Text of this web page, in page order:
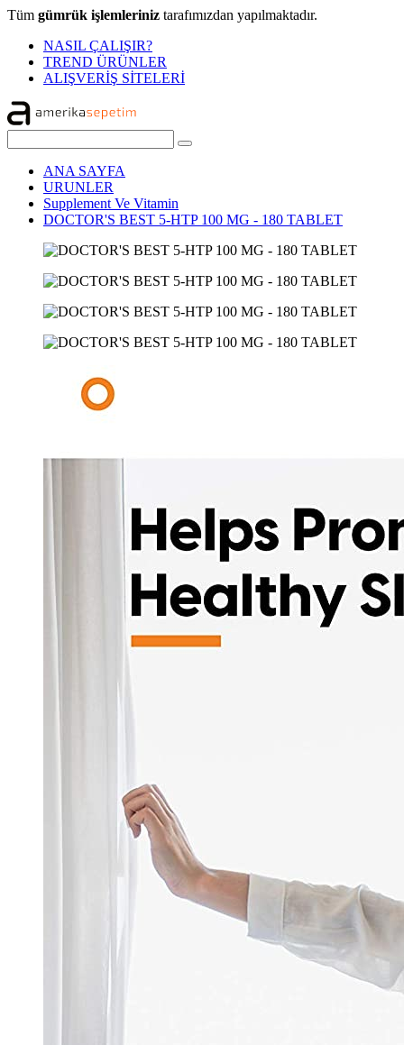
Tüm gümrük işlemleriniz tarafımızdan yapılmaktadır.
NASIL ÇALIŞIR?
TREND ÜRÜNLER
ALIŞVERİŞ SİTELERİ
ANA SAYFA
URUNLER
Supplement Ve Vitamin
DOCTOR'S BEST 5-HTP 100 MG - 180 TABLET